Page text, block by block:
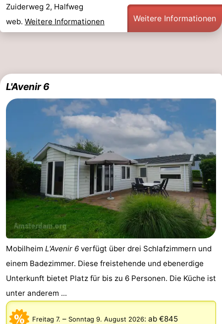
Zuiderweg 2, Halfweg
web. Weitere Informationen Weitere Informationen
L'Avenir 6
Mobilheim L'Avenir 6 verfügt über drei Schlafzimmern und
einem Badezimmer. Diese freistehende und ebenerdige
Unterkunft bietet Platz für bis zu 6 Personen. Die Küche ist
unter anderem ...
Freitag 7. – Sonntag 9. August 2026: ab €845